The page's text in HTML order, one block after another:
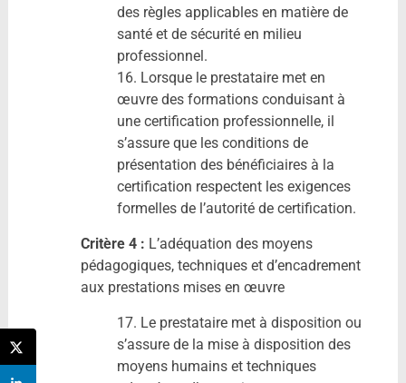
des règles applicables en matière de
santé et de sécurité en milieu
professionnel.
16. Lorsque le prestataire met en
œuvre des formations conduisant à
une certification professionnelle, il
s’assure que les conditions de
présentation des bénéficiaires à la
certification respectent les exigences
formelles de l’autorité de certification.
Critère 4 : L’adéquation des moyens
pédagogiques, techniques et d’encadrement
aux prestations mises en œuvre
17. Le prestataire met à disposition ou
s’assure de la mise à disposition des
moyens humains et techniques